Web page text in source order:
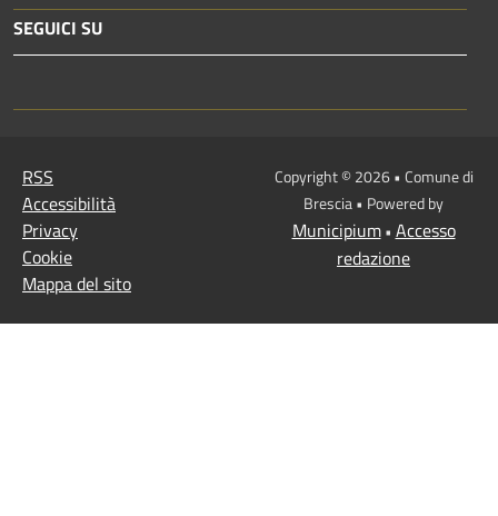
SEGUICI SU
RSS
Accessibilità
Privacy
Cookie
Mappa del sito
Copyright © 2026 • Comune di
Brescia • Powered by
Municipium• Accesso
redazione